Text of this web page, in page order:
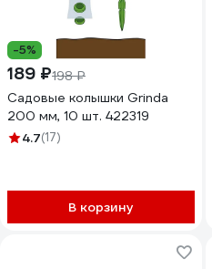
-5%
189 ₽198 ₽
Садовые колышки Grinda
200 мм, 10 шт. 422319
4.7(17)
В корзину